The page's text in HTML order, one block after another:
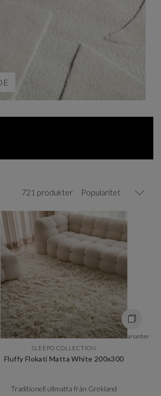
721 produkter Popularitet
+ 6 varianter
SLEEPO COLLECTION
Fluffy Flokati Matta White 200x300
Traditionell ullmatta från Grekland